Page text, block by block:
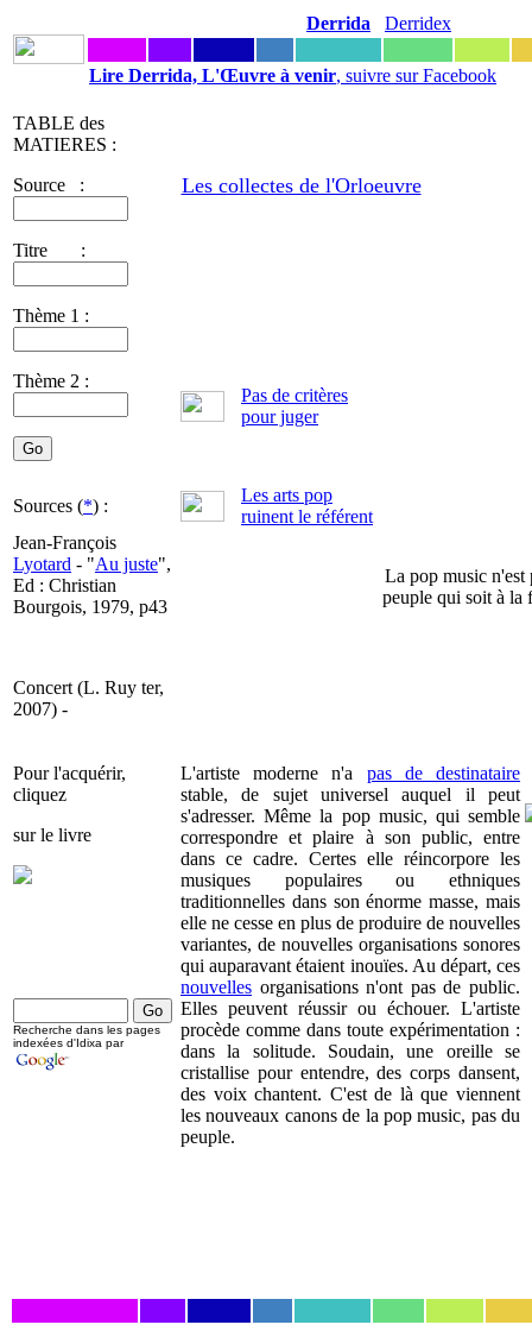
Derrida Derridex
Lire Derrida, L'Œuvre à venir, suivre sur Facebook
TABLE des
MATIERES :
Source :
Titre :
Thème 1 :
Thème 2 :
Les collectes de l'Orloeuvre
Pas de critères
pour juger
Sources (*) :
Les arts pop
ruinent le référent
Jean-François
Lyotard - "Au juste",
Ed : Christian
Bourgois, 1979, p43
Concert (L. Ruy ter,
2007) -
La pop music n'est
peuple qui soit à la
Pour l'acquérir,
cliquez
sur le livre
L'artiste moderne n'a pas de destinataire
stable, de sujet universel auquel il peut
s'adresser. Même la pop music, qui semble
correspondre et plaire à son public, entre
dans ce cadre. Certes elle réincorpore les
musiques populaires ou ethniques
traditionnelles dans son énorme masse, mais
elle ne cesse en plus de produire de nouvelles
variantes, de nouvelles organisations sonores
qui auparavant étaient inouïes. Au départ, ces
nouvelles organisations n'ont pas de public.
Elles peuvent réussir ou échouer. L'artiste
procède comme dans toute expérimentation :
dans la solitude. Soudain, une oreille se
cristallise pour entendre, des corps dansent,
des voix chantent. C'est de là que viennent
les nouveaux canons de la pop music, pas du
peuple.
Recherche dans les pages
indexées d'Idixa par